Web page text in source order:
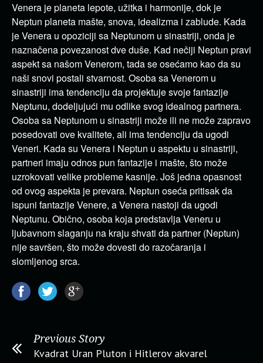
Venera je planeta lepote, užitka i harmonije, dok je
Neptun planeta mašte, snova, idealizma i zablude. Kada
je Venera u opoziciji sa Neptunom u sinastriji, onda je
naznačena povezanost dve duše. Kad nečiji Neptun pravi
aspekt sa našom Venerom, tada se osećamo kao da su
naši snovi postali stvarnost. Osoba sa Venerom u
sinastriji ima tendenciju da projektuje svoje fantazije
Neptunu, dodeljujući mu odlike svog idealnog partnera.
Osoba sa Neptunom u sinastriji može ili ne može zapravo
posedovati ove kvalitete, ali ima tendenciju da ugodi
Veneri. Kada su Venera i Neptun u aspektu u sinastriji,
partneri imaju odnos pun fantazije i mašte, što može
uzrokovati velike probleme kasnije. Još jedna opasnost
od ovog aspekta je prevara. Neptun oseća pritisak da
ispuni fantazije Venere, a Venera nastoji da ugodi
Neptunu. Obično, osoba koja predstavlja Veneru u
ljubavnom slaganju na kraju shvati da partner (Neptun)
nije savršen, što može dovesti do razočaranja i
slomljenog srca.
Previous Story
Kvadrat Uran Pluton i Hitlerov akvarel